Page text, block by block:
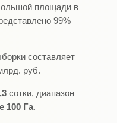
площади в
99%
составляет
руб.
сотки, диапазон
100 Га.